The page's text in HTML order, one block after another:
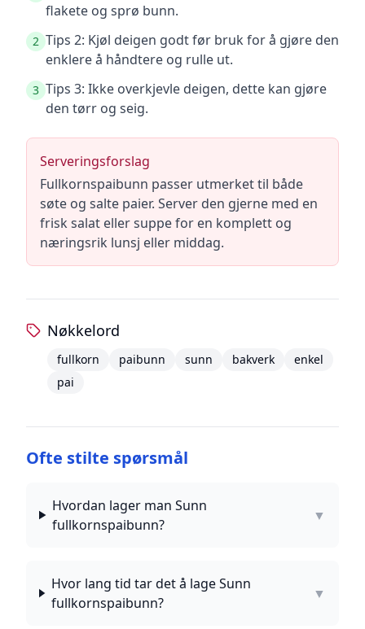
flakete og sprø bunn.
2 Tips 2: Kjøl deigen godt før bruk for å gjøre den
enklere å håndtere og rulle ut.
3 Tips 3: Ikke overkjevle deigen, dette kan gjøre
den tørr og seig.
Serveringsforslag
Fullkornspaibunn passer utmerket til både
søte og salte paier. Server den gjerne med en
frisk salat eller suppe for en komplett og
næringsrik lunsj eller middag.
Nøkkelord
fullkorn paibunn sunn bakverk
enkel
pai
Ofte stilte spørsmål
Hvordan lager man Sunn
fullkornspaibunn?
▼
Hvor lang tid tar det å lage Sunn
fullkornspaibunn?
▼